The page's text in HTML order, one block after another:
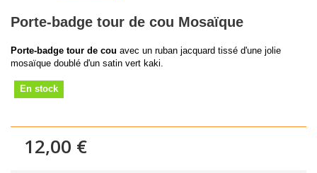
Porte-badge tour de cou Mosaïque
Porte-badge tour de cou avec un ruban jacquard tissé d'une jolie
mosaïque doublé d'un satin vert kaki.
En stock
12,00 €